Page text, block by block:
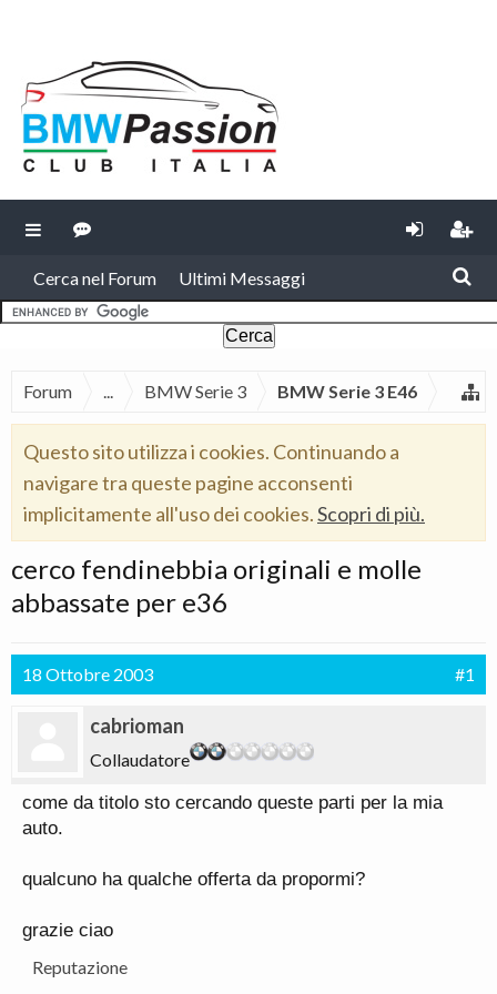
Cerca nel Forum Ultimi Messaggi
Forum ... BMW Serie 3 BMW Serie 3 E46
Questo sito utilizza i cookies. Continuando a
navigare tra queste pagine acconsenti
implicitamente all'uso dei cookies.Scopri di più.
cerco fendinebbia originali e molle
abbassate per e36
18 Ottobre 2003 #1
cabrioman
Collaudatore
come da titolo sto cercando queste parti per la mia
auto.
qualcuno ha qualche offerta da propormi?
grazie ciao
Reputazione